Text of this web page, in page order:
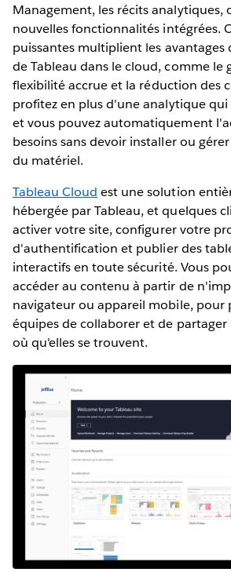
Management, les récits analytiques,
nouvelles fonctionnalités intégrées.
puissantes multiplient les
de Tableau dans le cloud, comme le
flexibilité accrue et la réduction des
profitez en plus d'une analytique qui
et vous pouvez automatiquement
besoins sans devoir installer ou
du matériel.
Tableau Cloud est une solution
hébergée par Tableau, et quelques
activer votre site, configurer votre
d'authentification et publier des
interactifs en toute sécurité. Vous
accéder au contenu à partir de
navigateur ou appareil mobile, pour
équipes de collaborer et de
où qu'elles se trouvent.